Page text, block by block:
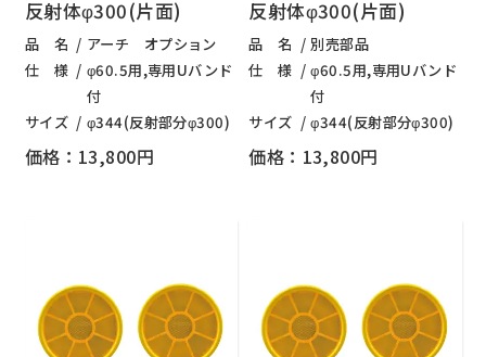
反射体φ300(片面)
品 名
アーチ オプション
仕 様
φ60.5用,専用Uバンド
付
サイズ
φ344(反射部分φ300)
価格：13,800円
反射体φ300(片面)
品 名
別売部品
仕 様
φ60.5用,専用Uバンド
付
サイズ
φ344(反射部分φ300)
価格：13,800円